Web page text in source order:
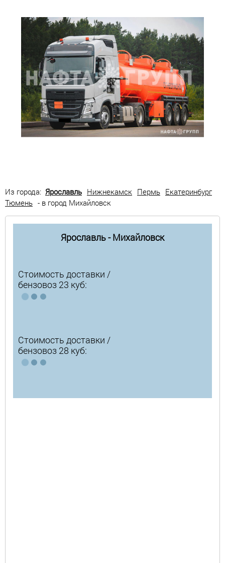
Из города: Ярославль Нижнекамск Пермь Екатеринбург
Тюмень - в город Михайловск
Ярославль - Михайловск
Стоимость доставки /
бензовоз 23 куб:
Стоимость доставки /
бензовоз 28 куб: